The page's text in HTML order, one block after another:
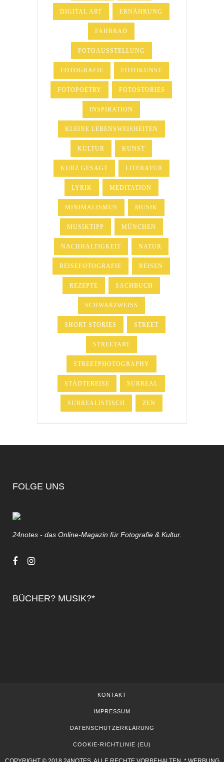
DIGITAL ART ERNÄHRUNG
FAHRRAD
FOTOAUSSTELLUNG
FOTOGRAFIE FOTOKUNST
FOTOPOETRY FOTOSTORIES
INSPIRATION
KLEINE LEBENSWEISHEITEN
KULTUR KUNST
KURZ GESAGT LITERATUR
LYRIK MEDITATION
MINIMALISMUS MUSIK
MUSIKTIPP MÜNCHEN
NACHHALTIGKEIT NATUR
REISEFOTOGRAFIE REISEN
REZEPTE SACHBUCH
SCHWARZWEISS
SHORT STORIES STREET
STREETART
STREETPHOTOGRAPHY
STÄDTEREISE SURREAL
SURREALISTISCH ZEN
FOLGE UNS
24notes - das Online-Magazin für Fotografie & Kultur.
BÜCHER? MUSIK?*
KONTAKT
IMPRESSUM
DATENSCHUTZERKLÄRUNG
COOKIE-RICHTLINIE (EU)